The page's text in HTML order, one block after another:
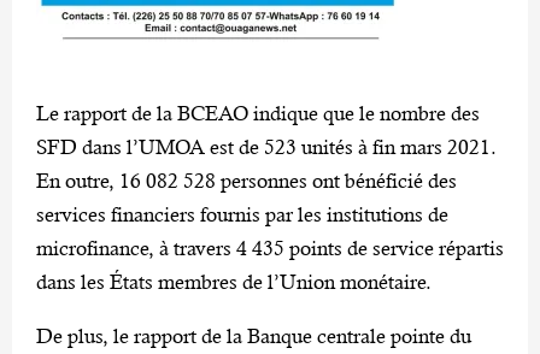
Le rapport de la BCEAO indique que le nombre des
SFD dans l’UMOA est de 523 unités à fin mars 2021.
En outre, 16 082 528 personnes ont bénéficié des
services financiers fournis par les institutions de
microfinance, à travers 4 435 points de service répartis
dans les États membres de l’Union monétaire.
De plus, le rapport de la Banque centrale pointe du